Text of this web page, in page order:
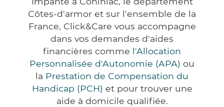
Côtes-d'armor et sur l'ensemble de la
France, Click&Care vous accompagne
dans vos demandes d'aides
financières comme l'Allocation
Personnalisée d'Autonomie (APA) ou
la Prestation de Compensation du
Handicap (PCH) et pour trouver une
aide à domicile qualifiée.